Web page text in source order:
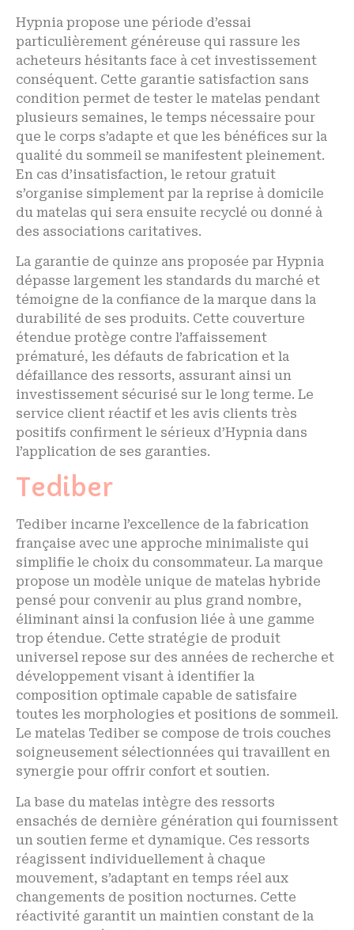
Hypnia propose une période d’essai
particulièrement généreuse qui rassure les
acheteurs hésitants face à cet investissement
conséquent. Cette garantie satisfaction sans
condition permet de tester le matelas pendant
plusieurs semaines, le temps nécessaire pour
que le corps s’adapte et que les bénéfices sur la
qualité du sommeil se manifestent pleinement.
En cas d’insatisfaction, le retour gratuit
s’organise simplement par la reprise à domicile
du matelas qui sera ensuite recyclé ou donné à
des associations caritatives.
La garantie de quinze ans proposée par Hypnia
dépasse largement les standards du marché et
témoigne de la confiance de la marque dans la
durabilité de ses produits. Cette couverture
étendue protège contre l’affaissement
prématuré, les défauts de fabrication et la
défaillance des ressorts, assurant ainsi un
investissement sécurisé sur le long terme. Le
service client réactif et les avis clients très
positifs confirment le sérieux d’Hypnia dans
l’application de ses garanties.
Tediber
Tediber incarne l’excellence de la fabrication
française avec une approche minimaliste qui
simplifie le choix du consommateur. La marque
propose un modèle unique de matelas hybride
pensé pour convenir au plus grand nombre,
éliminant ainsi la confusion liée à une gamme
trop étendue. Cette stratégie de produit
universel repose sur des années de recherche et
développement visant à identifier la
composition optimale capable de satisfaire
toutes les morphologies et positions de sommeil.
Le matelas Tediber se compose de trois couches
soigneusement sélectionnées qui travaillent en
synergie pour offrir confort et soutien.
La base du matelas intègre des ressorts
ensachés de dernière génération qui fournissent
un soutien ferme et dynamique. Ces ressorts
réagissent individuellement à chaque
mouvement, s’adaptant en temps réel aux
changements de position nocturnes. Cette
réactivité garantit un maintien constant de la